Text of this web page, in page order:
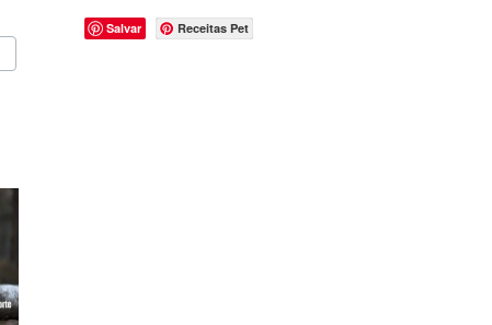
Salvar Receitas Pet